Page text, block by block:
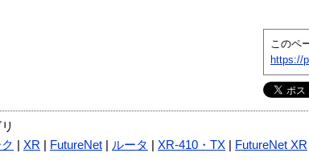
このペ
https://
XR FutureNet ルータ XR-410・TX FutureNet XR